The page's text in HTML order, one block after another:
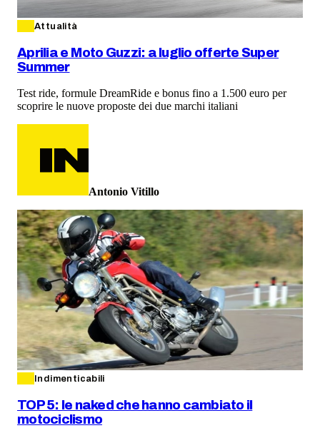
Attualità
Aprilia e Moto Guzzi: a luglio offerte Super
Summer
Test ride, formule DreamRide e bonus fino a 1.500 euro per
scoprire le nuove proposte dei due marchi italiani
Antonio Vitillo
Indimenticabili
TOP 5: le naked che hanno cambiato il
motociclismo